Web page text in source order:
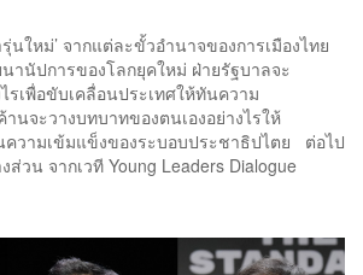
นใหม่’ จากแต่ละขั้วอำนาจของการเมืองไทย
านัปการของโลกยุคใหม่ ฝ่ายรัฐบาลจะ
รเพื่อขับเคลื่อนประเทศให้ทันความ
นจะวางบทบาทของตนเองอย่างไรให้
วามเข้มแข็งของระบอบประชาธิปไตย ต่อไป
วน จากเวที Young Leaders Dialogue